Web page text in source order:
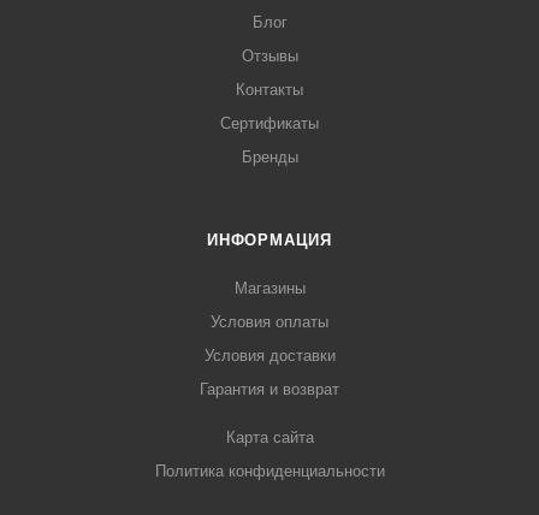
Блог
Отзывы
Контакты
Сертификаты
Бренды
ИНФОРМАЦИЯ
Магазины
Условия оплаты
Условия доставки
Гарантия и возврат
Карта сайта
Политика конфиденциальности